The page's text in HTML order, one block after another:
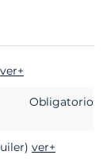
ver+
Obligatorio
ver+